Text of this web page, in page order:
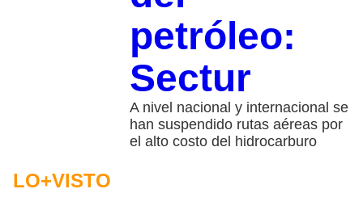
petróleo:
Sectur
A nivel nacional y internacional se
han suspendido rutas aéreas por
el alto costo del hidrocarburo
LO+VISTO